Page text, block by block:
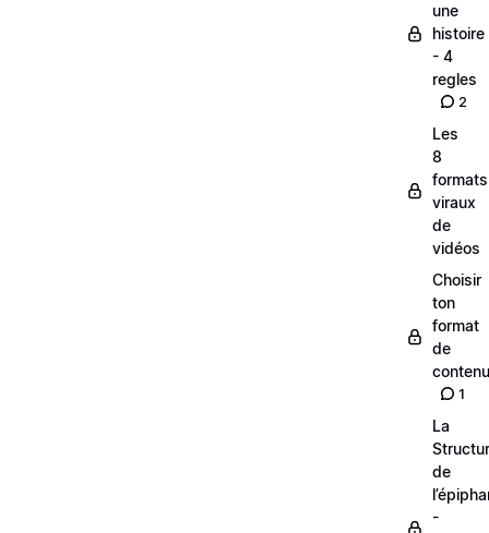
une
histoire
- 4
regles
2
Les
8
formats
viraux
de
vidéos
Choisir
ton
format
de
contenu
1
La
de
-